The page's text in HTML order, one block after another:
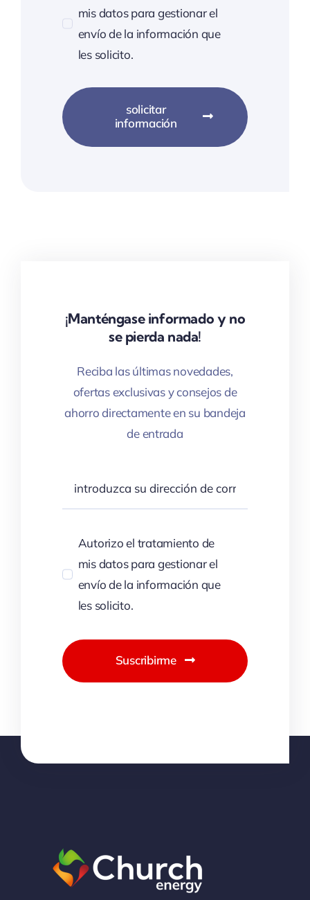
mis datos para gestionar el
envío de la información que
les solicito.
solicitar
información
¡Manténgase informado y no
se pierda nada!
Reciba las últimas novedades,
ofertas exclusivas y consejos de
ahorro directamente en su bandeja
de entrada
Autorizo el tratamiento de
mis datos para gestionar el
envío de la información que
les solicito.
Suscribirme